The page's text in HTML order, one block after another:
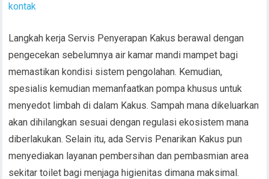
kontak
Langkah kerja Servis Penyerapan Kakus berawal dengan
pengecekan sebelumnya air kamar mandi mampet bagi
memastikan kondisi sistem pengolahan. Kemudian,
spesialis kemudian memanfaatkan pompa khusus untuk
menyedot limbah di dalam Kakus. Sampah mana dikeluarkan
akan dihilangkan sesuai dengan regulasi ekosistem mana
diberlakukan. Selain itu, ada Servis Penarikan Kakus pun
menyediakan layanan pembersihan dan pembasmian area
sekitar toilet bagi menjaga higienitas dimana maksimal.